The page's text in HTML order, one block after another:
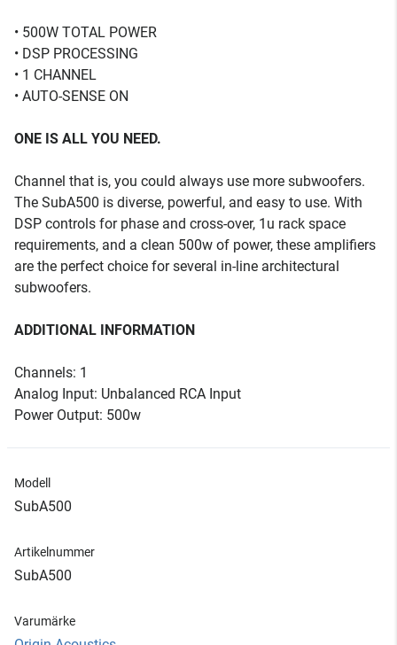
• 500W TOTAL POWER
• DSP PROCESSING
• 1 CHANNEL
• AUTO-SENSE ON
ONE IS ALL YOU NEED.
Channel that is, you could always use more subwoofers.
The SubA500 is diverse, powerful, and easy to use. With
DSP controls for phase and cross-over, 1u rack space
requirements, and a clean 500w of power, these amplifiers
are the perfect choice for several in-line architectural
subwoofers.
ADDITIONAL INFORMATION
Channels: 1
Analog Input: Unbalanced RCA Input
Power Output: 500w
Modell
SubA500
Artikelnummer
SubA500
Varumärke